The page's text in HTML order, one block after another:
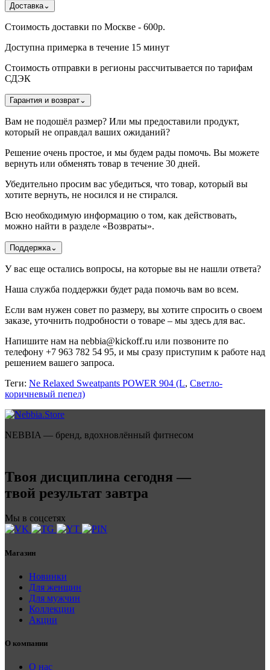
Доставка⌄
Стоимость доставки по Москве - 600р.
Доступна примерка в течение 15 минут
Стоимость отправки в регионы рассчитывается по тарифам
СДЭК
Гарантия и возврат⌄
Вам не подошёл размер? Или мы предоставили продукт,
который не оправдал ваших ожиданий?
Решение очень простое, и мы будем рады помочь. Вы можете
вернуть или обменять товар в течение 30 дней.
Убедительно просим вас убедиться, что товар, который вы
хотите вернуть, не носился и не стирался.
Всю необходимую информацию о том, как действовать,
можно найти в разделе «Возвраты».
Поддержка⌄
У вас еще остались вопросы, на которые вы не нашли ответа?
Наша служба поддержки будет рада помочь вам во всем.
Если вам нужен совет по размеру, вы хотите спросить о своем
заказе, уточнить подробности о товаре – мы здесь для вас.
Напишите нам на nebbia@kickoff.ru или позвоните по
телефону +7 963 782 54 95, и мы сразу приступим к работе над
решением вашего запроса.
Теги: Ne Relaxed Sweatpants POWER 904 (L, Светло-
коричневый пепел)
NEBBIA — бренд, вдохновлённый фитнесом
Твоя дисциплина сегодня —
твой результат завтра
Мы в соцсетях
Магазин
Новинки
Для женщин
Для мужчин
Коллекции
Акции
О компании
О нас